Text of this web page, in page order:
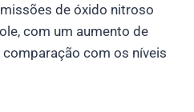
de óxido nitroso
com um aumento de
com os níveis